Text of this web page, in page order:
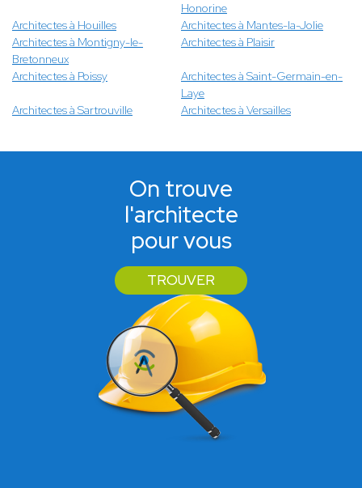
Honorine
Architectes à Houilles
Architectes à Mantes-la-Jolie
Architectes à Montigny-le-
Bretonneux
Architectes à Plaisir
Architectes à Poissy
Architectes à Saint-Germain-en-
Laye
Architectes à Sartrouville
Architectes à Versailles
On trouve
l'architecte
pour vous
TROUVER